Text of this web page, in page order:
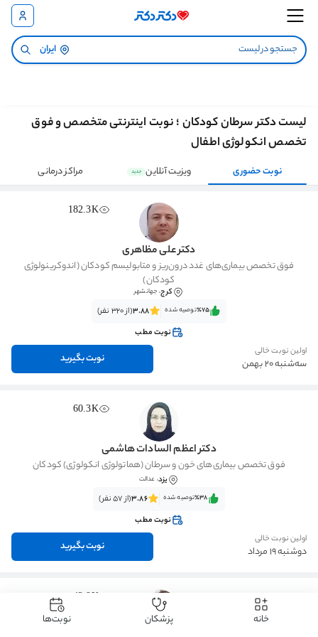
ایران
لیست دکتر سرطان کودکان ؛ نوبت اینترنتی متخصص و فوق
تخصص انکولوژی اطفال
نوبت حضوری ویزیت آنلاین جدید مراکز درمانی
182.3K
دکتر علی مظاهری
فوق تخصص بیماری‌های غدد درون‌ریز و متابولیسم کودکان (اندوکرینولوژی
کودکان)
کرج، جهانشهر
٪75‌‌‌توصیه شده 3.88(از 320 نفر)
نوبت مطب
اولین نوبت خالی
سه‌شنبه 20 بهمن نوبت بگیرید
60.3K
دکتر اعظم السادات هاشمی
فوق تخصص بیماری‌های خون و سرطان (هماتولوژی انکولوژی) کودکان
یزد، عدالت
٪38‌‌‌توصیه شده 3.86(از 57 نفر)
نوبت مطب
اولین نوبت خالی
دوشنبه 19 مرداد نوبت بگیرید
42.9K
خانه پزشکان نوبت‌ها